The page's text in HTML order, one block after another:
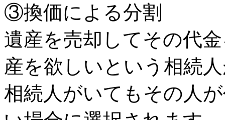
③換価による分割
遺産を売却してその代
産を欲しいという相続
相続人がいてもその人